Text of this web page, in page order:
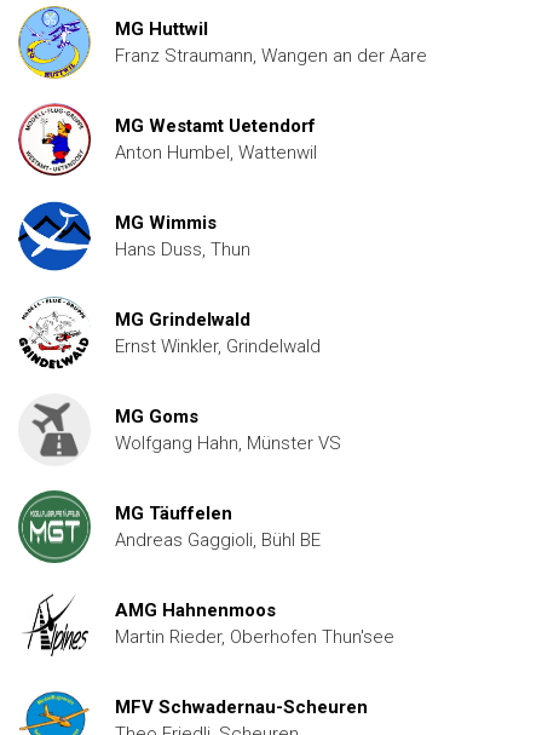
MG Huttwil
Franz Straumann, Wangen an der Aare
MG Westamt Uetendorf
Anton Humbel, Wattenwil
MG Wimmis
Hans Duss, Thun
MG Grindelwald
Ernst Winkler, Grindelwald
MG Goms
Wolfgang Hahn, Münster VS
MG Täuffelen
Andreas Gaggioli, Bühl BE
AMG Hahnenmoos
Martin Rieder, Oberhofen Thun'see
MFV Schwadernau-Scheuren